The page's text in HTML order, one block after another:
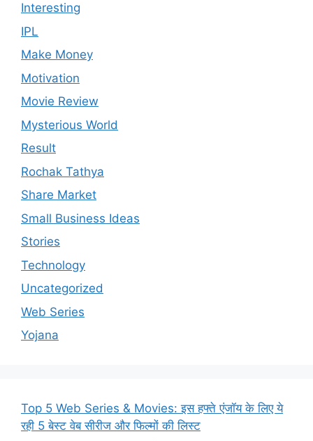
Interesting
IPL
Make Money
Motivation
Movie Review
Mysterious World
Result
Rochak Tathya
Share Market
Small Business Ideas
Stories
Technology
Uncategorized
Web Series
Yojana
Top 5 Web Series & Movies: इस हफ्ते एंजॉय के लिए ये
रही 5 बेस्ट वेब सीरीज और फिल्मों की लिस्ट